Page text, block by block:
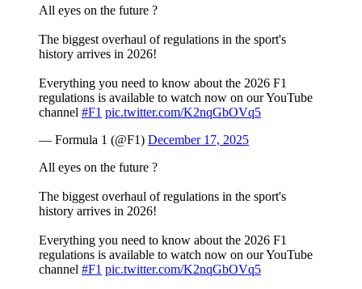
All eyes on the future ?
The biggest overhaul of regulations in the sport's
history arrives in 2026!
Everything you need to know about the 2026 F1
regulations is available to watch now on our YouTube
channel #F1 pic.twitter.com/K2nqGbOVq5
— Formula 1 (@F1) December 17, 2025
All eyes on the future ?
The biggest overhaul of regulations in the sport's
history arrives in 2026!
Everything you need to know about the 2026 F1
regulations is available to watch now on our YouTube
channel #F1 pic.twitter.com/K2nqGbOVq5